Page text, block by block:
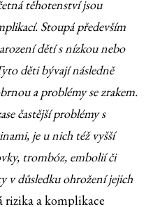
těhotenství jsou
Stoupá především
dětí s nízkou nebo
děti bývají následně
a problémy se zrakem.
častější problémy s
je u nich též vyšší
trombóz, embolií či
v důsledku ohrožení jejich
rizika a komplikace